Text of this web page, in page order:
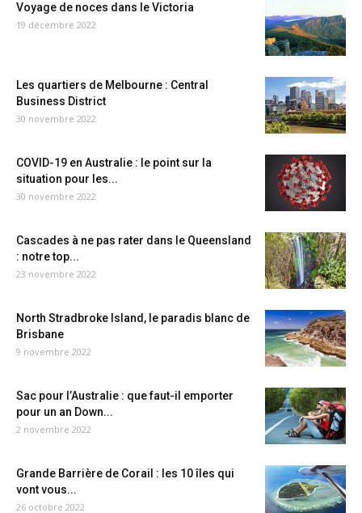
Voyage de noces dans le Victoria
19 décembre 2022
Les quartiers de Melbourne : Central
Business District
30 novembre 2022
COVID-19 en Australie : le point sur la
situation pour les...
30 novembre 2022
Cascades à ne pas rater dans le Queensland
: notre top...
23 novembre 2022
North Stradbroke Island, le paradis blanc de
Brisbane
9 novembre 2022
Sac pour l’Australie : que faut-il emporter
pour un an Down...
2 novembre 2022
Grande Barrière de Corail : les 10 îles qui
vont vous...
26 octobre 2022